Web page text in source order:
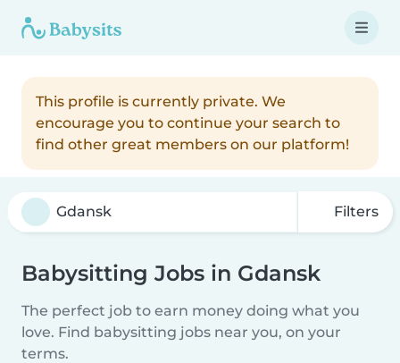
This profile is currently private. We
encourage you to continue your search to
find other great members on our platform!
Filters
Babysitting Jobs in Gdansk
The perfect job to earn money doing what you
love. Find babysitting jobs near you, on your
terms.